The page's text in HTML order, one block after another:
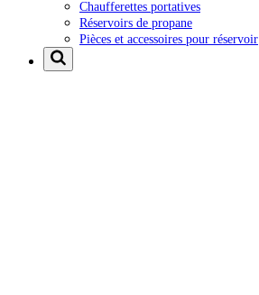
Chaufferettes portatives
Réservoirs de propane
Pièces et accessoires pour réservoir